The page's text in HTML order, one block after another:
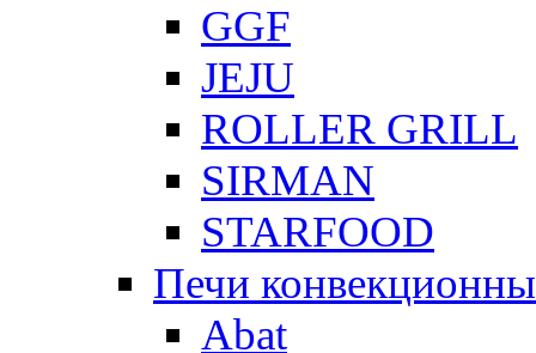
GGF
JEJU
ROLLER GRILL
SIRMAN
STARFOOD
Печи
Abat